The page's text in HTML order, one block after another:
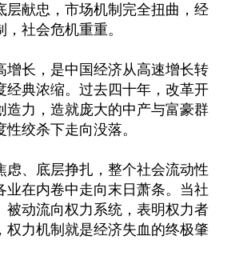
层献忠，市场机制完全扭曲，经
社会危机重重。
增长，是中国经济从高速增长转
经典浓缩。过去四十年，改革开
造力，造就庞大的中产与富豪群
绞杀下走向没落。
虑、底层挣扎，整个社会流动性
业在内卷中走向末日萧条。当社
被动流向权力系统，表明权力者
权力机制就是经济失血的终极肇